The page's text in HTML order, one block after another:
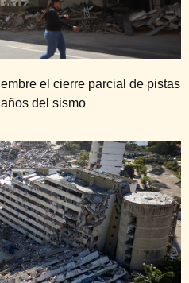
el cierre parcial de pistas
del sismo